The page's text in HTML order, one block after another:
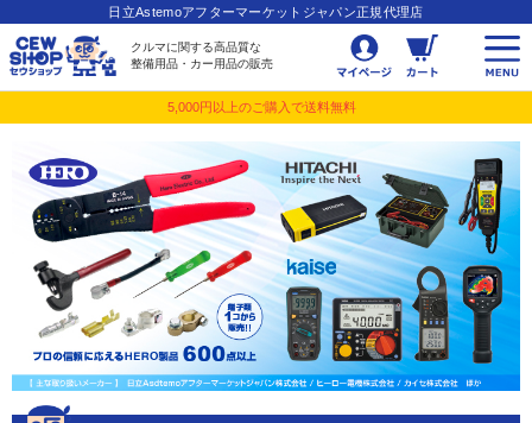
日立Astemoアフターマーケットジャパン正規代理店
クルマに関する高品質な
整備用品・カー用品の販売
5,000円以上のご購入で送料無料